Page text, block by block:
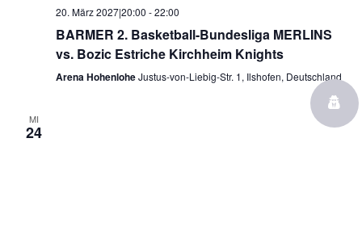
20. März 2027|20:00 -22:00
BARMER 2. Basketball-Bundesliga MERLINS
vs. Bozic Estriche Kirchheim Knights
Arena HohenloheJustus-von-Liebig-Str. 1, Ilshofen, Deutschland
MI
24